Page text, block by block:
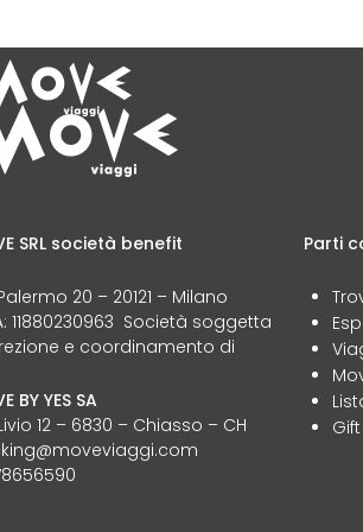
SRL società benefit
20 – 20121 – Milano
11880230963 Società soggetta
e coordinamento di
BY YES SA
12 – 6830 – Chiasso – CH
Parti